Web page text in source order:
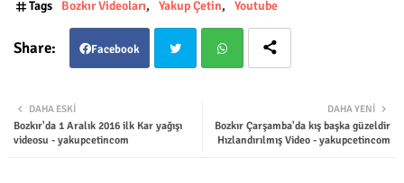
Tags Bozkır Videoları Yakup Çetin Youtube
Facebook
ter tsap
DAHA YENI
Bozkır Çarşamba'da kış başka güzeldir
Hızlandırılmış Video - yakupcetincom
DAHA ESKI
Bozkır'da 1 Aralık 2016 ilk Kar yağışı
videosu - yakupcetincom